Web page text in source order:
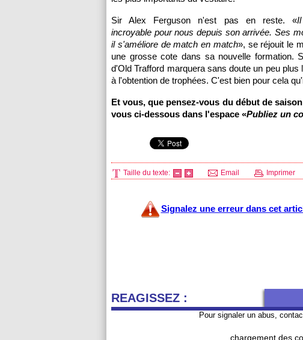
Sir Alex Ferguson n'est pas en reste. «
incroyable pour nous depuis son arrivée. Ses
il s'améliore de match en match», se réjouit le
une grosse cote dans sa nouvelle formation.
d'Old Trafford marquera sans doute un peu
à l'obtention de trophées. C'est bien pour cela
Et vous, que pensez-vous du début de
vous ci-dessous dans l'espace «Publiez un
Taille du texte: Email Imprimer
Signalez une erreur dans cet
REAGISSEZ :
Pour signaler un abus,
chargement des